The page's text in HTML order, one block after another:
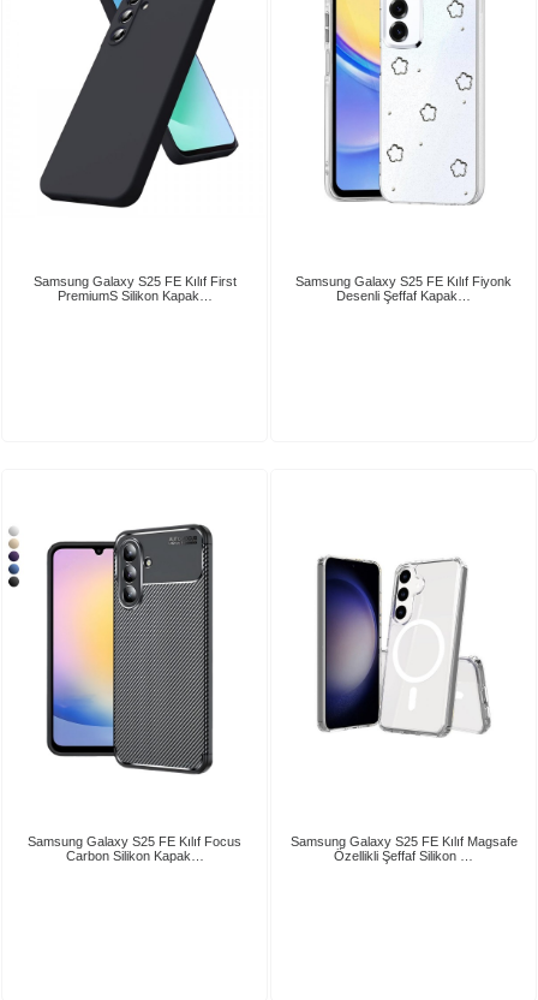
Samsung Galaxy S25 FE Kılıf First
PremiumS Silikon Kapak…
Samsung Galaxy S25 FE Kılıf Fiyonk
Desenli Şeffaf Kapak…
Samsung Galaxy S25 FE Kılıf Focus
Carbon Silikon Kapak…
Samsung Galaxy S25 FE Kılıf Magsafe
Özellikli Şeffaf Silikon …